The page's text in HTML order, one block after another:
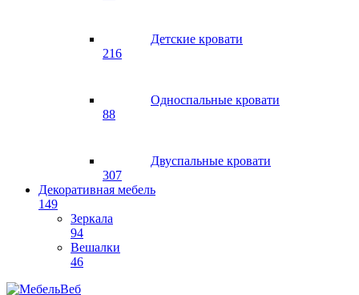
Детские кровати
216
Односпальные кровати
88
Двуспальные кровати
307
Декоративная мебель
149
Зеркала
94
Вешалки
46